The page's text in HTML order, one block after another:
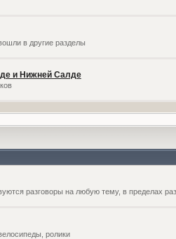
в другие разделы
и Нижней Салде
разговоры на любую тему, в пределах
ролики